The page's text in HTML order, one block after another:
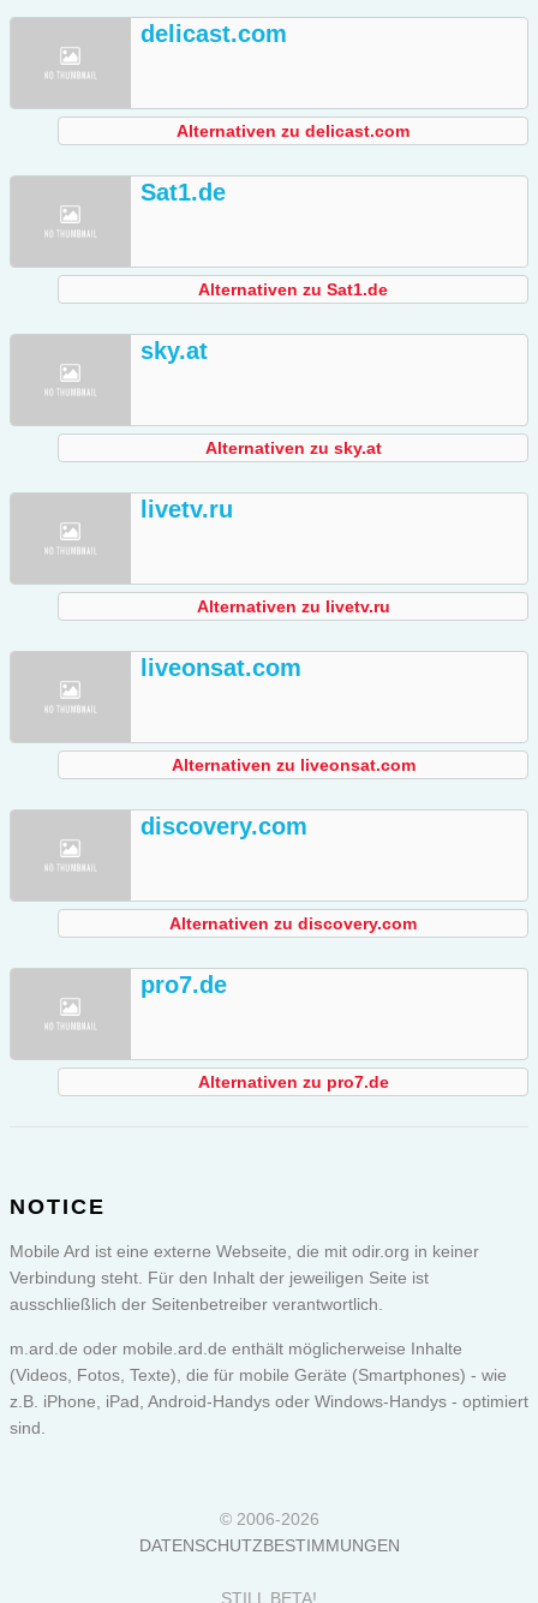
delicast.com
Alternativen zu delicast.com
Sat1.de
Alternativen zu Sat1.de
sky.at
Alternativen zu sky.at
livetv.ru
Alternativen zu livetv.ru
liveonsat.com
Alternativen zu liveonsat.com
discovery.com
Alternativen zu discovery.com
pro7.de
Alternativen zu pro7.de
NOTICE
Mobile Ard ist eine externe Webseite, die mit odir.org in keiner
Verbindung steht. Für den Inhalt der jeweiligen Seite ist
ausschließlich der Seitenbetreiber verantwortlich.
m.ard.de oder mobile.ard.de enthält möglicherweise Inhalte
(Videos, Fotos, Texte), die für mobile Geräte (Smartphones) - wie
z.B. iPhone, iPad, Android-Handys oder Windows-Handys - optimiert
sind.
© 2006-2026
DATENSCHUTZBESTIMMUNGEN
STILL BETA!